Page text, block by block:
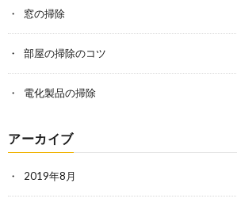
窓の掃除
部屋の掃除のコツ
電化製品の掃除
アーカイブ
2019年8月